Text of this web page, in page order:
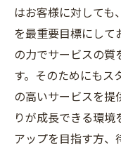
はお客様に対しても
を最重要目標にして
の力でサービスの質
す。そのためにもス
の高いサービスを提
りが成長できる環
アップを目指す方